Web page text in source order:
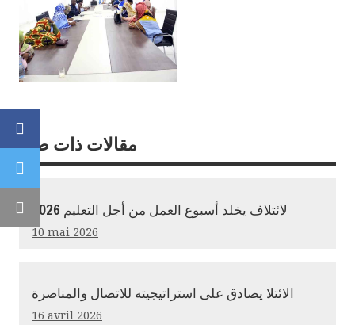
مقالات ذات صلة
لائتلاف يخلد أسبوع العمل من أجل التعليم 2026
10 mai 2026
الائتلا يصادق على استراتيجيته للاتصال والمناصرة
16 avril 2026
Twitter
Email